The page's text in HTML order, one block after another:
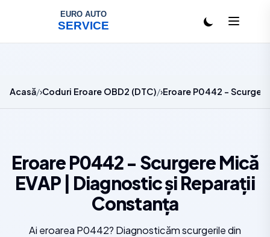
Acasă Coduri Eroare OBD2 (DTC) Eroare P0442 -
Eroare P0442 - Scurgere Mică
EVAP | Diagnostic și Reparații
Constanța
Ai eroarea P0442? Diagnosticăm scurgerile din